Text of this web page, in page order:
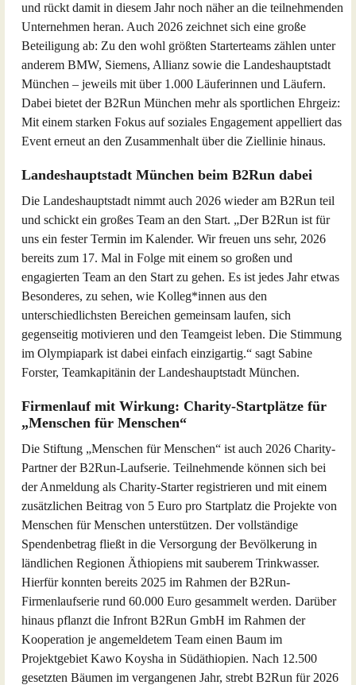
und rückt damit in diesem Jahr noch näher an die teilnehmenden
Unternehmen heran. Auch 2026 zeichnet sich eine große
Beteiligung ab: Zu den wohl größten Starterteams zählen unter
anderem BMW, Siemens, Allianz sowie die Landeshauptstadt
München – jeweils mit über 1.000 Läuferinnen und Läufern.
Dabei bietet der B2Run München mehr als sportlichen Ehrgeiz:
Mit einem starken Fokus auf soziales Engagement appelliert das
Event erneut an den Zusammenhalt über die Ziellinie hinaus.
Landeshauptstadt München beim B2Run dabei
Die Landeshauptstadt nimmt auch 2026 wieder am B2Run teil
und schickt ein großes Team an den Start. „Der B2Run ist für
uns ein fester Termin im Kalender. Wir freuen uns sehr, 2026
bereits zum 17. Mal in Folge mit einem so großen und
engagierten Team an den Start zu gehen. Es ist jedes Jahr etwas
Besonderes, zu sehen, wie Kolleg*innen aus den
unterschiedlichsten Bereichen gemeinsam laufen, sich
gegenseitig motivieren und den Teamgeist leben. Die Stimmung
im Olympiapark ist dabei einfach einzigartig.“ sagt Sabine
Forster, Teamkapitänin der Landeshauptstadt München.
Firmenlauf mit Wirkung: Charity-Startplätze für
„Menschen für Menschen“
Die Stiftung „Menschen für Menschen“ ist auch 2026 Charity-
Partner der B2Run-Laufserie. Teilnehmende können sich bei
der Anmeldung als Charity-Starter registrieren und mit einem
zusätzlichen Beitrag von 5 Euro pro Startplatz die Projekte von
Menschen für Menschen unterstützen. Der vollständige
Spendenbetrag fließt in die Versorgung der Bevölkerung in
ländlichen Regionen Äthiopiens mit sauberem Trinkwasser.
Hierfür konnten bereits 2025 im Rahmen der B2Run-
Firmenlaufserie rund 60.000 Euro gesammelt werden. Darüber
hinaus pflanzt die Infront B2Run GmbH im Rahmen der
Kooperation je angemeldetem Team einen Baum im
Projektgebiet Kawo Koysha in Südäthiopien. Nach 12.500
gesetzten Bäumen im vergangenen Jahr, strebt B2Run für 2026